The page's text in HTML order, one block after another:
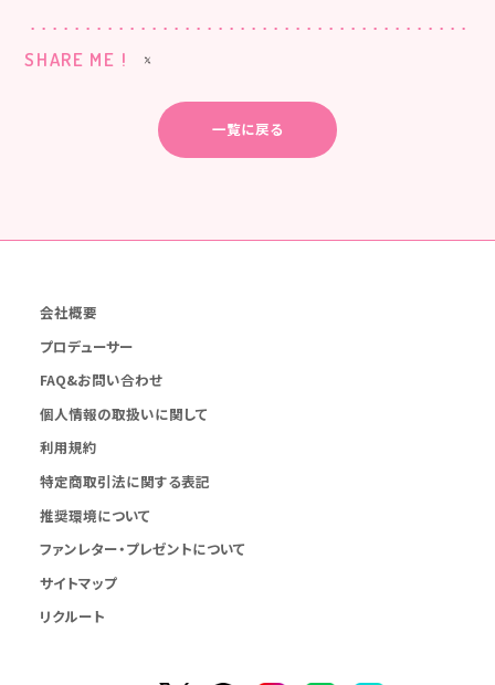
SHARE ME !
一覧に戻る
会社概要
プロデューサー
FAQ&お問い合わせ
個人情報の取扱いに関して
利用規約
特定商取引法に関する表記
推奨環境について
ファンレター・プレゼントについて
サイトマップ
リクルート